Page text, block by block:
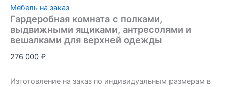
Мебель на заказ
Гардеробная комната с полками,
выдвижными ящиками, антресолями и
вешалками для верхней одежды
276 000 ₽
Изготовление на заказ по индивидуальным размерам в